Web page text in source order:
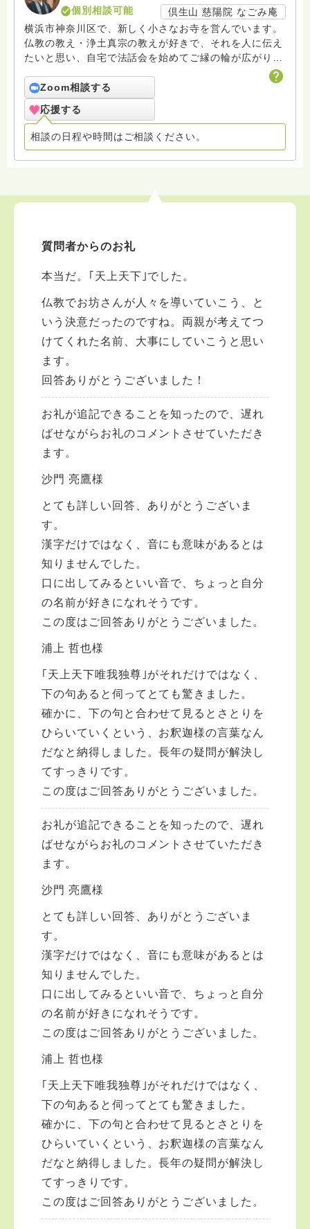
個別相談可能
倶生山 慈陽院 なごみ庵
横浜市神奈川区で、新しく小さなお寺を営んでいます。
仏教の教え・浄土真宗の教えが好きで、それを人に伝え
たいと思い、自宅で法話会を始めてご縁の輪が広がりま
Zoom相談する
応援する
相談の日程や時間はご相談ください。
質問者からのお礼
本当だ。｢天上天下｣でした。
仏教でお坊さんが人々を導いていこう、と
いう決意だったのですね。両親が考えてつ
けてくれた名前、大事にしていこうと思い
ます。
回答ありがとうございました！
お礼が追記できることを知ったので、遅れ
ばせながらお礼のコメントさせていただき
ます。
沙門 亮鷹様
とても詳しい回答、ありがとうございま
す。
漢字だけではなく、音にも意味があるとは
知りませんでした。
口に出してみるといい音で、ちょっと自分
の名前が好きになれそうです。
この度はご回答ありがとうございました。
浦上 哲也様
｢天上天下唯我独尊｣がそれだけではなく、
下の句あると伺ってとても驚きました。
確かに、下の句と合わせて見るとさとりを
ひらいていくという、お釈迦様の言葉なん
だなと納得しました。長年の疑問が解決し
てすっきりです。
この度はご回答ありがとうございました。
お礼が追記できることを知ったので、遅れ
ばせながらお礼のコメントさせていただき
ます。
沙門 亮鷹様
とても詳しい回答、ありがとうございま
す。
漢字だけではなく、音にも意味があるとは
知りませんでした。
口に出してみるといい音で、ちょっと自分
の名前が好きになれそうです。
この度はご回答ありがとうございました。
浦上 哲也様
｢天上天下唯我独尊｣がそれだけではなく、
下の句あると伺ってとても驚きました。
確かに、下の句と合わせて見るとさとりを
ひらいていくという、お釈迦様の言葉なん
だなと納得しました。長年の疑問が解決し
てすっきりです。
この度はご回答ありがとうございました。